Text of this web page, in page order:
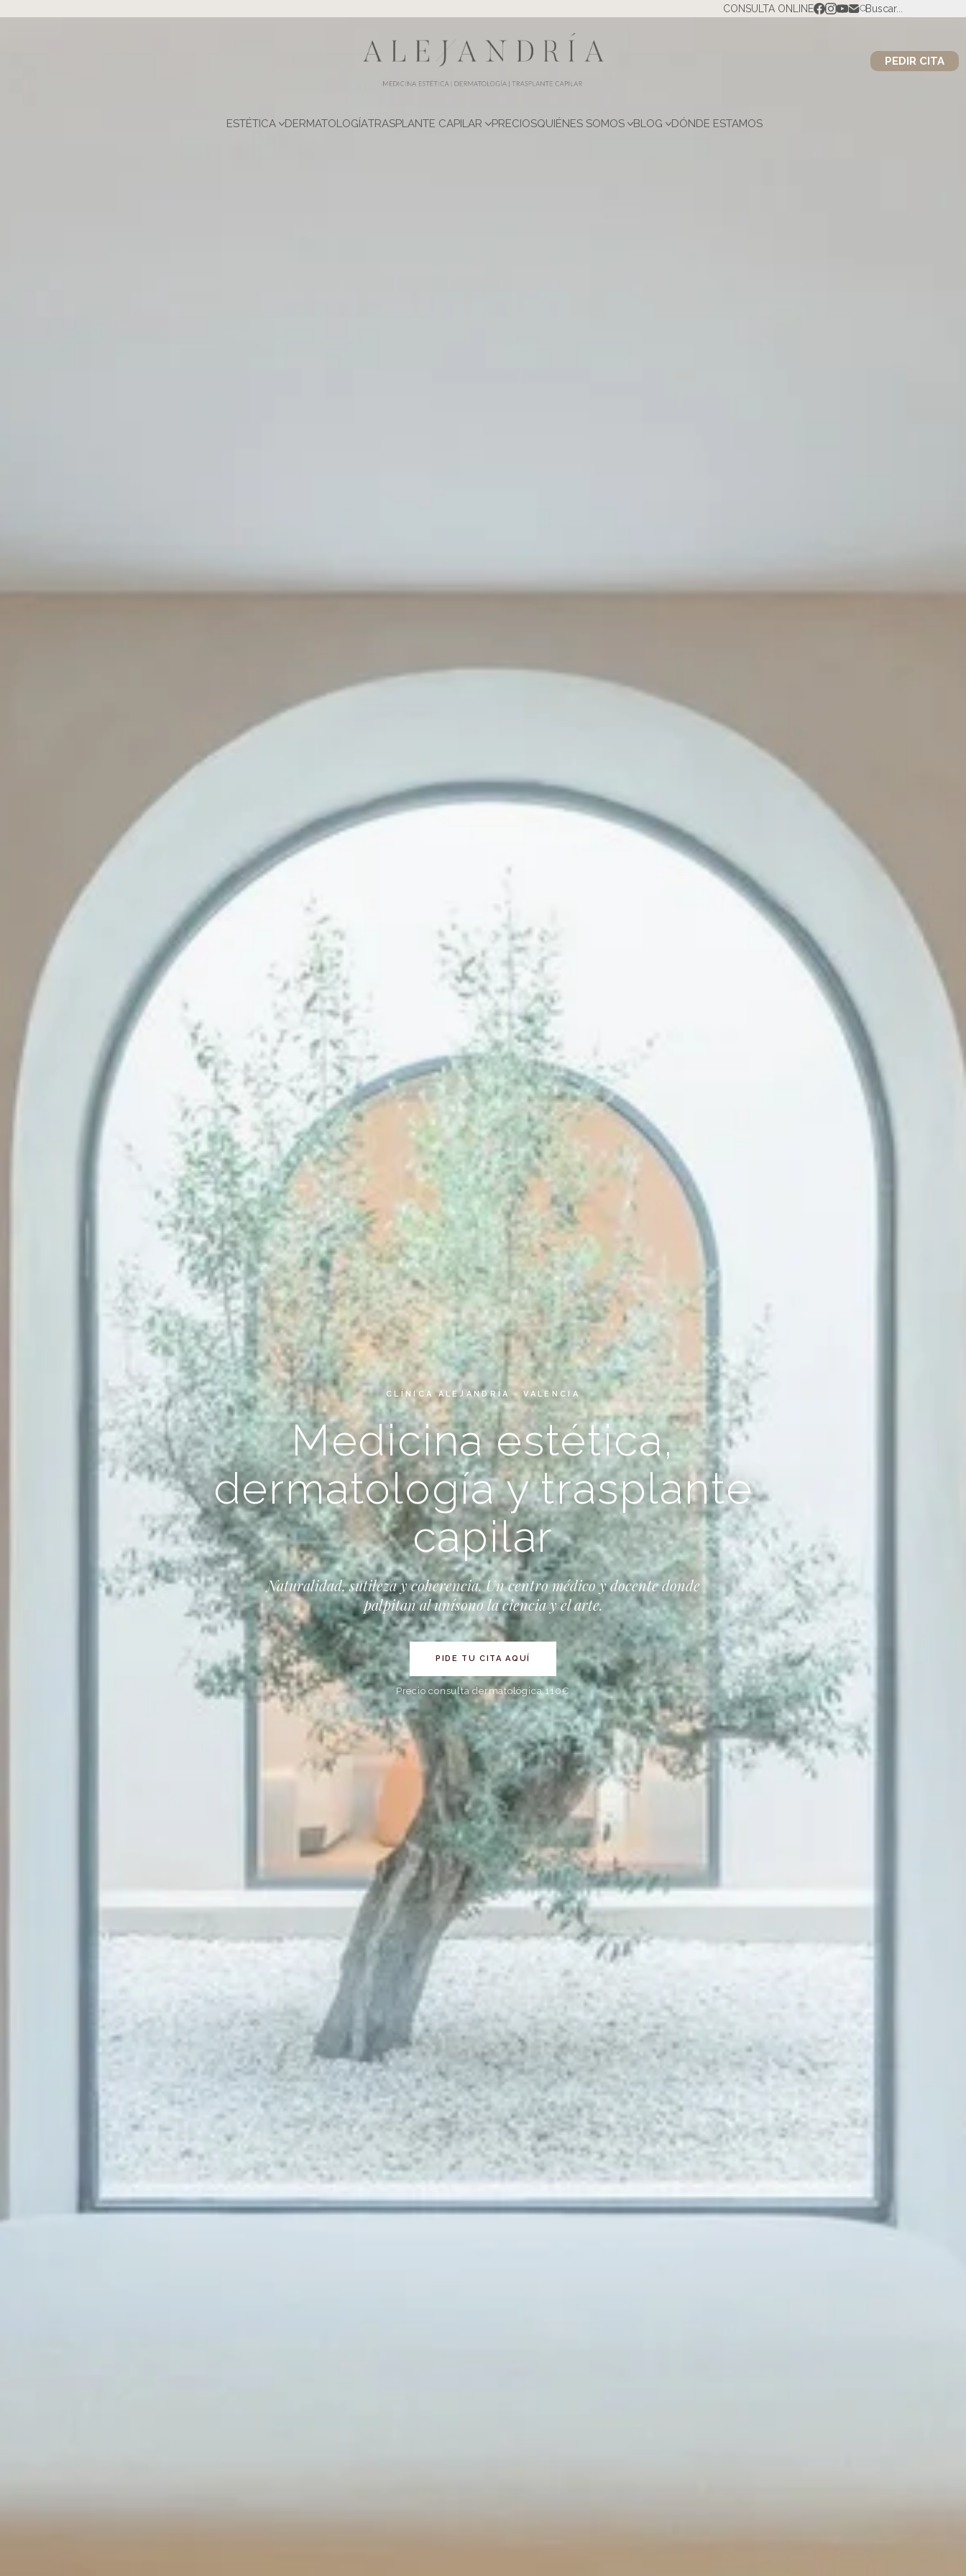
CONSULTA ONLINE Buscar...
PEDIR CITA
ESTÉTICA DERMATOLOGÍATRASPLANTE CAPILAR PRECIOSQUIÉNES SOMOS BLOG DÓNDE ESTAMOS
CLÍNICA ALEJANDRÍA · VALENCIA
Medicina estética,
dermatología y trasplante
capilar
Naturalidad, sutileza y coherencia. Un centro médico y docente donde
palpitan al unísono la ciencia y el arte.
PIDE TU CITA AQUÍ
Precio consulta dermatológica 110€